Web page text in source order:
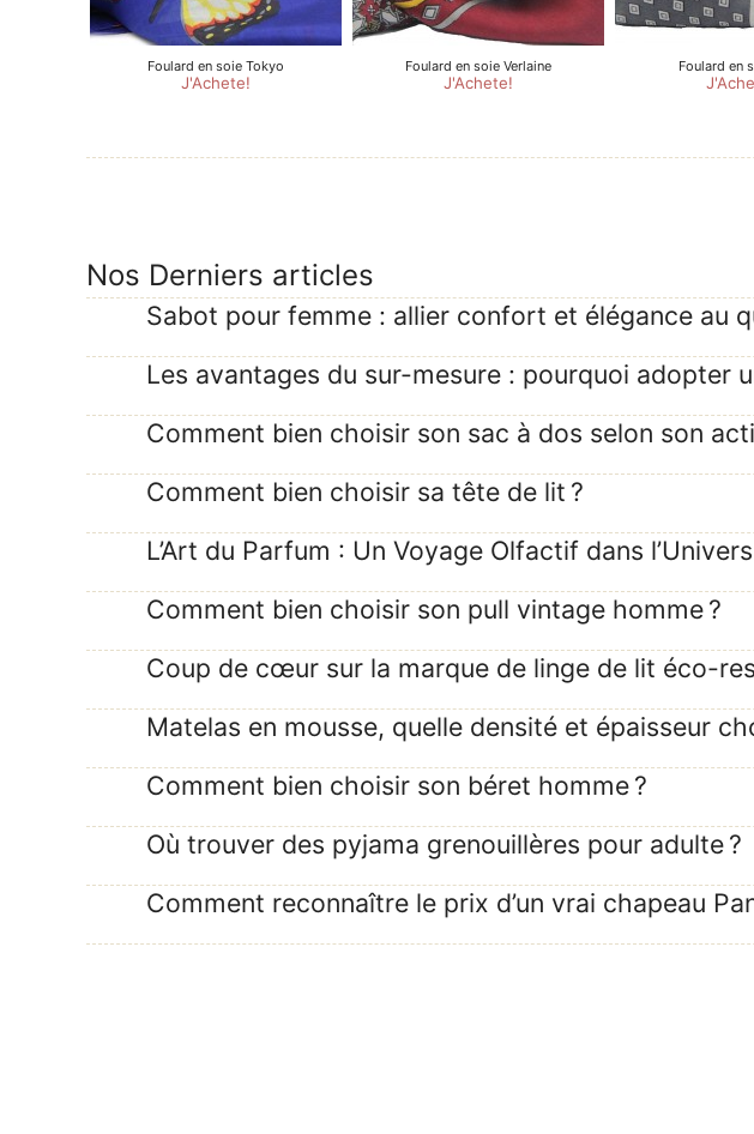
Nos Derniers articles
Sabot pour femme : allier confort et élégance au
Les avantages du sur-mesure : pourquoi adopter
Comment bien choisir son sac à dos selon son
Comment bien choisir sa tête de lit ?
L’Art du Parfum : Un Voyage Olfactif dans
Comment bien choisir son pull vintage homme ?
Coup de cœur sur la marque de linge de lit éco-
Matelas en mousse, quelle densité et épaisseur
Comment bien choisir son béret homme ?
Où trouver des pyjama grenouillères pour adulte ?
Comment reconnaître le prix d’un vrai chapeau